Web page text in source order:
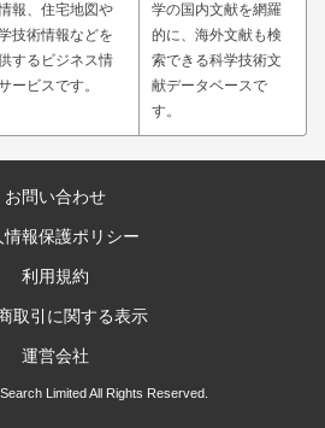
報、住宅地図や
技術情報などを
するビジネス情
ービスです。
学の国内文献を網羅
的に、海外文献も検
索できる科学技術文
献データベースで
す。
お問い合わせ
情報保護ポリシー
利用規約
取引に関する表示
運営会社
Limited All Rights Reserved.